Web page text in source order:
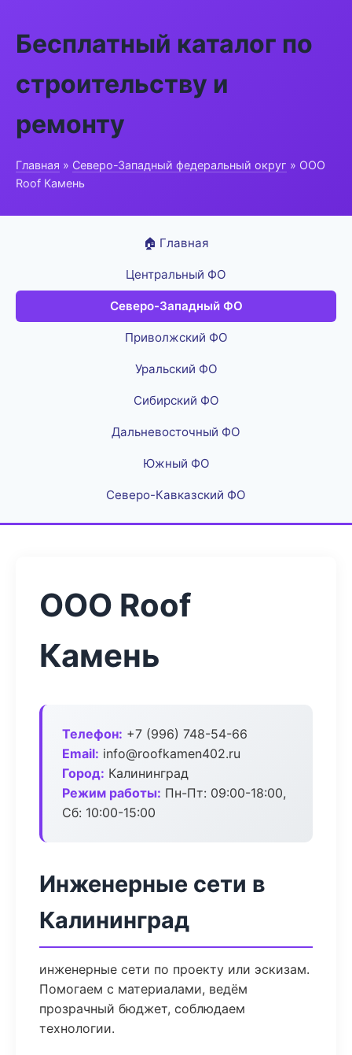
Бесплатный каталог по
строительству и
ремонту
Главная » Северо-Западный федеральный округ » ООО
Roof Камень
🏠 Главная
Центральный ФО
Северо-Западный ФО
Приволжский ФО
Уральский ФО
Сибирский ФО
Дальневосточный ФО
Южный ФО
Северо-Кавказский ФО
ООО Roof
Камень
Телефон: +7 (996) 748-54-66
Email: info@roofkamen402.ru
Город: Калининград
Режим работы: Пн-Пт: 09:00-18:00,
Сб: 10:00-15:00
Инженерные сети в
Калининград
инженерные сети по проекту или эскизам.
Помогаем с материалами, ведём
прозрачный бюджет, соблюдаем
технологии.